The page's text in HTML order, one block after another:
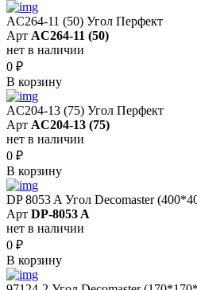
AC264-11 (50) Угол Перфект
Арт AC264-11 (50)
нет в наличии
0 ₽
В корзину
AC204-13 (75) Угол Перфект
Арт AC204-13 (75)
нет в наличии
0 ₽
В корзину
DP 8053 A Угол Decomaster
Арт DP-8053 A
нет в наличии
0 ₽
В корзину